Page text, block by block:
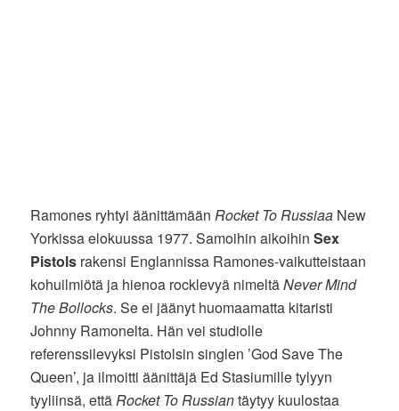
Ramones ryhtyi äänittämäänRocket To Russiaa New
Yorkissa elokuussa 1977. Samoihin aikoihinSex
Pistols rakensi Englannissa Ramones-vaikutteistaan
kohuilmiötä ja hienoa rocklevyä nimeltäNever Mind
The Bollocks. Se ei jäänyt huomaamatta kitaristi
Johnny Ramonelta. Hän vei studiolle
referenssilevyksi Pistolsin singlen ’God Save The
Queen’, ja ilmoitti äänittäjä Ed Stasiumille tylyyn
tyyliinsä, ettäRocket To Russiantäytyy kuulostaa